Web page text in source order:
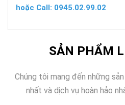
hoặc Call: 0945.02.99.02
SẢN PHẨM
Chúng tôi mang đến những
nhất và dịch vụ hoàn hảo